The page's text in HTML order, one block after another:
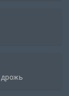
дрожь